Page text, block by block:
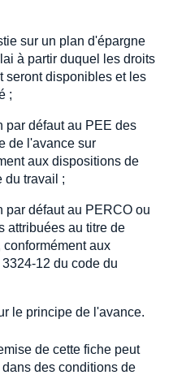
sur un plan d'épargne
à partir duquel les droits
seront disponibles et les
;
par défaut au PEE des
de l'avance sur
aux dispositions de
du travail ;
par défaut au PERCO ou
attribuées au titre de
conformément aux
12 du code du
le principe de l'avance.
de cette fiche peut
des conditions de